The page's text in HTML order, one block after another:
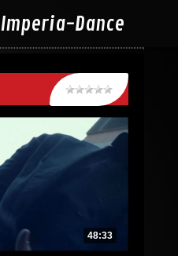
Imperia-Dance
48:33